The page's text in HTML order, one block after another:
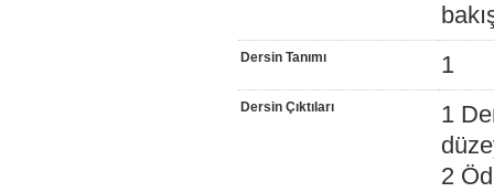
Dersin Tanımı 1
Dersin Çıktıları
1
2